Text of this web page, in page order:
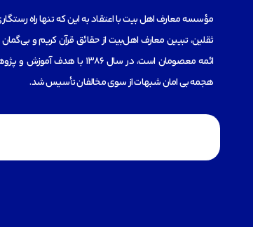
مؤسسه‌ معارف اهل بیت با اعتقاد به این که تنها راه
ثقلین، تبیین معارف اهل‌بیت از حقائق قرآن کریم و
ائمه معصومان است، در سال 1386
هجمه بی امان شبهات از سوی مخالفان تأسیس شد.